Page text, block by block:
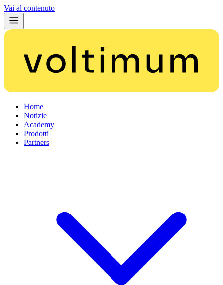
Vai al contenuto
Home
Notizie
Academy
Prodotti
Partners